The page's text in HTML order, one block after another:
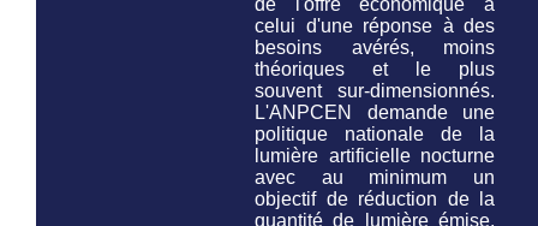
de l'offre économique à
celui d'une réponse à des
besoins avérés, moins
théoriques et le plus
souvent sur-dimensionnés.
L'ANPCEN demande une
politique nationale de la
lumière artificielle nocturne
avec au minimum un
objectif de réduction de la
quantité de lumière émise,